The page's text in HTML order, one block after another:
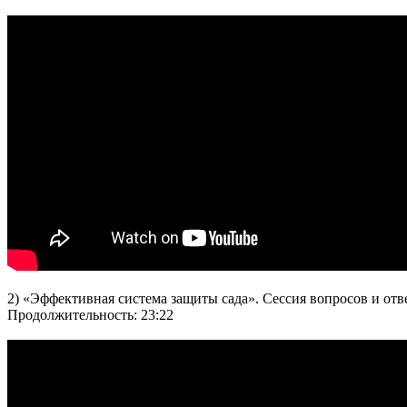
2) «Эффективная система защиты сада». Сессия вопросов и
Продолжительность: 23:22